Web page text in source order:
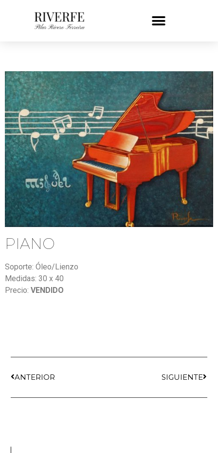
PIANO
Soporte: Óleo/Lienzo
Medidas: 30 x 40
Precio: VENDIDO
ANTERIOR SIGUIENTE